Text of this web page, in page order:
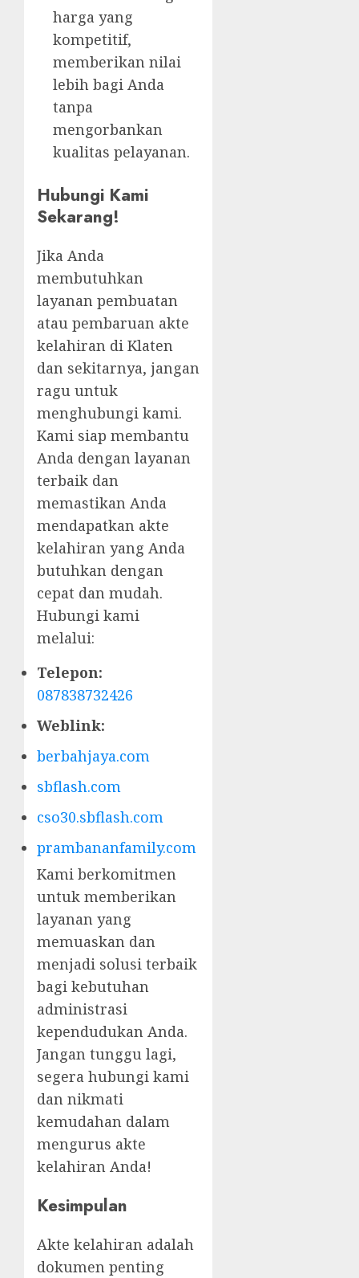
harga yang
kompetitif,
memberikan nilai
lebih bagi Anda
tanpa
mengorbankan
kualitas pelayanan.
Hubungi Kami
Sekarang!
Jika Anda
membutuhkan
layanan pembuatan
atau pembaruan akte
kelahiran di Klaten
dan sekitarnya, jangan
ragu untuk
menghubungi kami.
Kami siap membantu
Anda dengan layanan
terbaik dan
memastikan Anda
mendapatkan akte
kelahiran yang Anda
butuhkan dengan
cepat dan mudah.
Hubungi kami
melalui:
Telepon:
087838732426
Weblink:
berbahjaya.com
sbflash.com
cso30.sbflash.com
prambananfamily.com
Kami berkomitmen
untuk memberikan
layanan yang
memuaskan dan
menjadi solusi terbaik
bagi kebutuhan
administrasi
kependudukan Anda.
Jangan tunggu lagi,
segera hubungi kami
dan nikmati
kemudahan dalam
mengurus akte
kelahiran Anda!
Kesimpulan
Akte kelahiran adalah
dokumen penting